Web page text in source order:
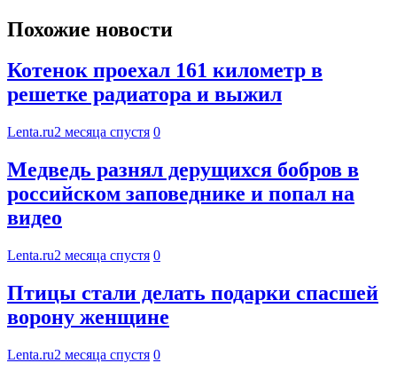
Похожие новости
Котенок проехал 161 километр в
решетке радиатора и выжил
Lenta.ru2 месяца спустя 0
Медведь разнял дерущихся бобров в
российском заповеднике и попал на
видео
Lenta.ru2 месяца спустя 0
Птицы стали делать подарки спасшей
ворону женщине
Lenta.ru2 месяца спустя 0